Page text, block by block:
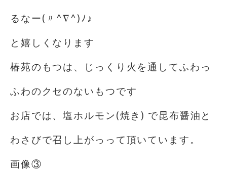
るなー(〃^∇^)ﾉ♪
と嬉しくなります
椿苑のもつは、じっくり火を通してふわっ
ふわのクセのないもつです
お店では、塩ホルモン(焼き) で昆布醤油と
わさびで召し上がっって頂いています。
画像③